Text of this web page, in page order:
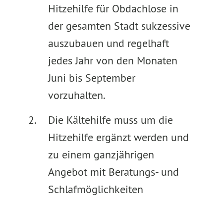
Hitzehilfe für Obdachlose in
der gesamten Stadt sukzessive
auszubauen und regelhaft
jedes Jahr von den Monaten
Juni bis September
vorzuhalten.
Die Kältehilfe muss um die
Hitzehilfe ergänzt werden und
zu einem ganzjährigen
Angebot mit Beratungs- und
Schlafmöglichkeiten